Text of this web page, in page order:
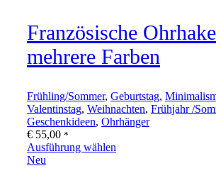
Französische
mehrere Farben
Frühling/Sommer, Geburtstag,
Valentinstag, Weihnachten, Frühjahr /
Geschenkideen, Ohrhänger
€ 55,00 *
Ausführung wählen
Neu